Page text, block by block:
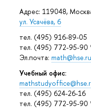
Адрес: 119048,
ул. Усачёва, 6
тел. (495) 916-89-05
тел. (495) 772-95-90
Эл.почта: math@hse.ru
Учебный офис:
тел. (495) 624-26-16
тел. (495) 772-95-90